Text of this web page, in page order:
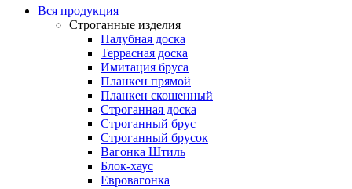
Вся продукция
Строганные изделия
Палубная доска
Террасная доска
Имитация бруса
Планкен прямой
Планкен скошенный
Строганная доска
Строганный брус
Строганный брусок
Вагонка Штиль
Блок-хаус
Евровагонка